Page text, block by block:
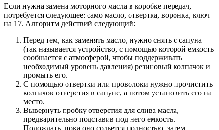
Если нужна замена моторного масла в коробке передач,
потребуется следующее: само масло, отвертка, воронка, ключ
на 17. Алгоритм действий следующий:
Перед тем, как заменять масло, нужно снять с сапуна
(так называется устройство, с помощью которой емкость
сообщается с атмосферой, чтобы поддерживать
необходимый уровень давления) резиновый колпачок и
промыть его.
С помощью отвертки или проволоки нужно прочистить
колпачок отверстия в сапуне, а потом установить его на
место.
Вывернуть пробку отверстия для слива масла,
предварительно подставив под него емкость.
Подождать, пока оно сольется полностью, затем